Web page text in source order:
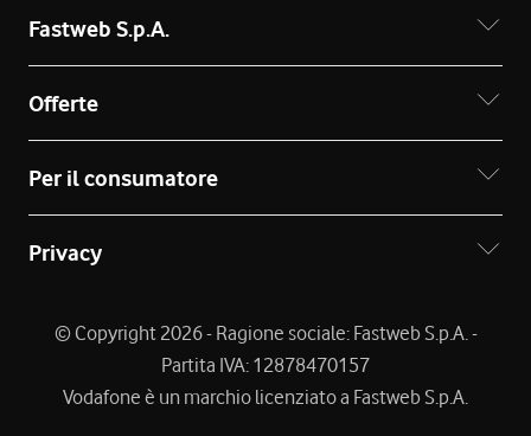
Fastweb S.p.A.
Offerte
Per il consumatore
Privacy
© Copyright 2026 - Ragione sociale: Fastweb S.p.A. -
Partita IVA: 12878470157
Vodafone è un marchio licenziato a Fastweb S.p.A.